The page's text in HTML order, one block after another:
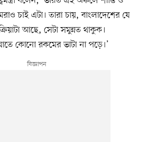
চাই এটা। তারা চায়, বাংলাদেশের যে
আছে, সেটা সমুন্নত থাকুক।
কোনো রকমের ভাটা না পড়ে।’